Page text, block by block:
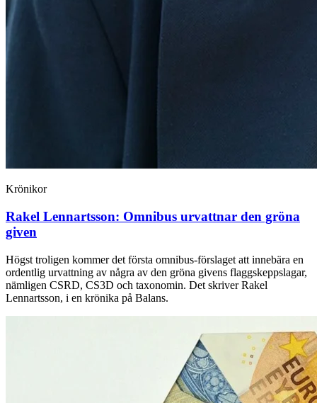
Krönikor
Rakel Lennartsson: Omnibus urvattnar den gröna
given
Högst troligen kommer det första omnibus-förslaget att innebära en
ordentlig urvattning av några av den gröna givens flaggskeppslagar,
nämligen CSRD, CS3D och taxonomin. Det skriver Rakel
Lennartsson, i en krönika på Balans.